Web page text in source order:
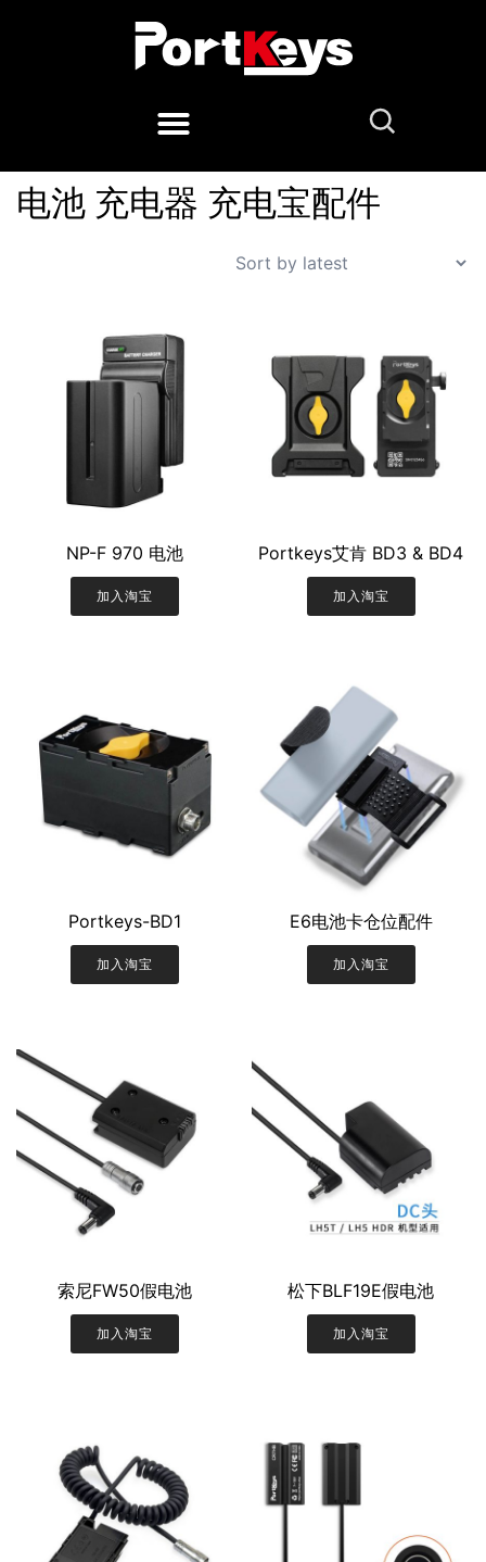
电池 充电器 充电宝配件
NP-F 970 电池
加入淘宝
Portkeys艾肯 BD3 & BD4
加入淘宝
Portkeys-BD1
加入淘宝
E6电池卡仓位配件
加入淘宝
索尼FW50假电池
加入淘宝
松下BLF19E假电池
加入淘宝